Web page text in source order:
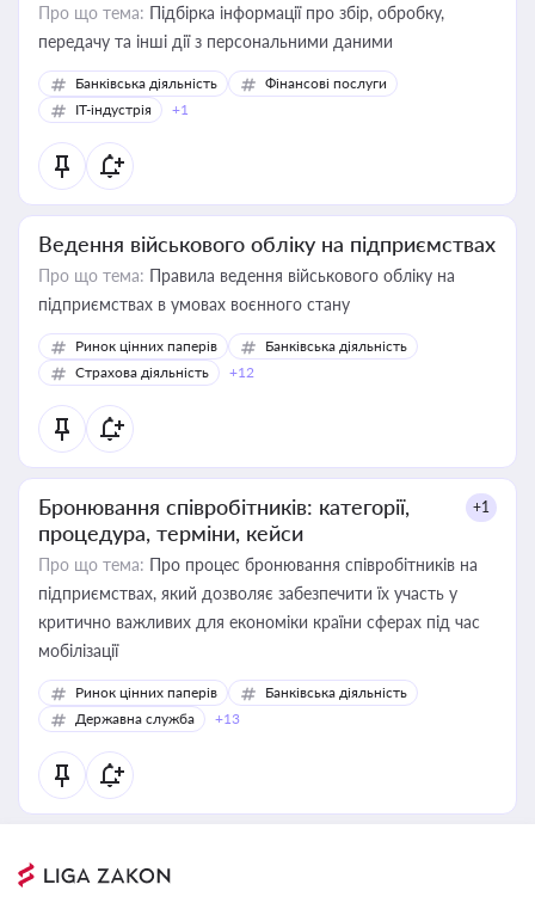
Про що тема: Підбірка інформації про збір, обробку,
передачу та інші дії з персональними даними
Банківська діяльність
Фінансові послуги
IT-індустрія
+1
Ведення військового обліку на підприємствах
Про що тема: Правила ведення військового обліку на
підприємствах в умовах воєнного стану
Ринок цінних паперів
Банківська діяльність
Страхова діяльність
+12
Бронювання співробітників: категорії,
процедура, терміни, кейси
+1
Про що тема: Про процес бронювання співробітників на
підприємствах, який дозволяє забезпечити їх участь у
критично важливих для економіки країни сферах під час
мобілізації
Ринок цінних паперів
Банківська діяльність
Державна служба
+13